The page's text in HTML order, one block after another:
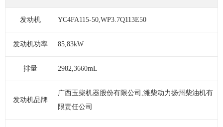
发动机 YC4FA115-50,WP3.7Q113E50
发动机功率 85,83kW
排量 2982,3660mL
发动机品牌
广西玉柴机器股份有限公司,潍柴动力扬州柴油机有
限责任公司